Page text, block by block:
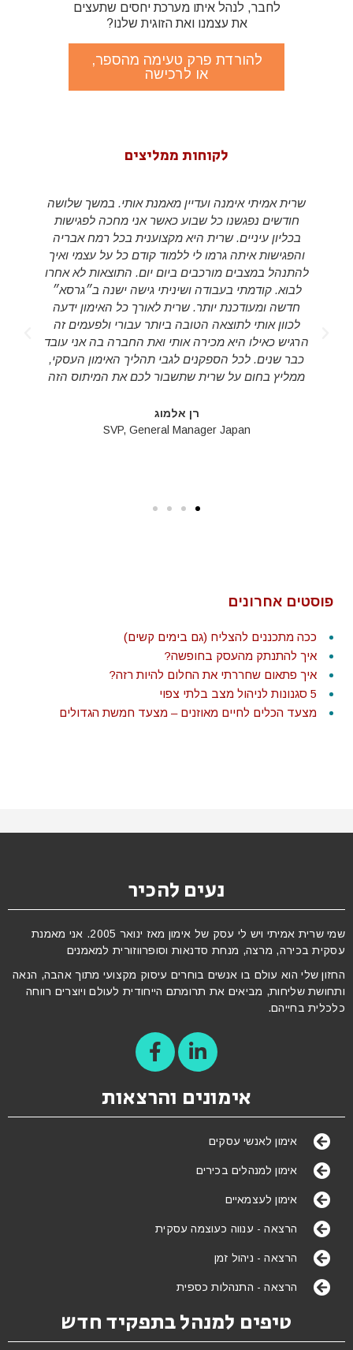
לחבר, לנהל איתו מערכת יחסים שתעצים
את עצמנו ואת הזוגית שלנו?
להורדת פרק טעימה מהספר,
או לרכישה
לקוחות ממליצים
שרית אמיתי אימנה ועדיין מאמנת אותי. במשך שלושה
חודשים נפגשנו כל שבוע כאשר אני מחכה לפגישות
בכליון עיניים. שרית היא מקצוענית בכל רמח אבריה
והפגישות איתה גרמו לי ללמוד קודם כל על עצמי ואיך
להתנהל במצבים מורכבים ביום יום. התוצאות לא אחרו
לבוא. קודמתי בעבודה ושיניתי גישה ישנה ב״גרסא״
חדשה ומעודכנת יותר. שרית לאורך כל האימון ידעה
לכוון אותי לתוצאה הטובה ביותר עבורי ולפעמים זה
הרגיש כאילו היא מכירה אותי ואת החברה בה אני עובד
כבר שנים. לכל הספקנים לגבי תהליך האימון העסקי,
ממליץ בחום על שרית שתשבור לכם את המיתוס הזה
רן אלמוג
SVP, General Manager Japan
פוסטים אחרונים
ככה מתכננים להצליח (גם בימים קשים)
איך להתנתק מהעסק בחופשה?
איך פתאום שחררתי את החלום להיות רזה?
5 סגנונות לניהול מצב בלתי צפוי
מצעד הכלים לחיים מאוזנים – מצעד חמשת הגדולים
נעים להכיר
שמי שרית אמיתי ויש לי עסק של אימון מאז ינואר 2005. אני מאמנת
עסקית בכירה, מרצה, מנחת סדנאות וסופרווזורית למאמנים
החזון שלי הוא עולם בו אנשים בוחרים עיסוק מקצועי מתוך אהבה, הנאה
ותחושת שליחות, מביאים את תרומתם הייחודית לעולם ויוצרים רווחה
כלכלית בחייהם.
אימונים והרצאות
אימון לאנשי עסקים
אימון למנהלים בכירים
אימון לעצמאיים
הרצאה - ענווה כעוצמה עסקית
הרצאה - ניהול זמן
הרצאה - התנהלות כספית
טיפים למנהל בתפקיד חדש